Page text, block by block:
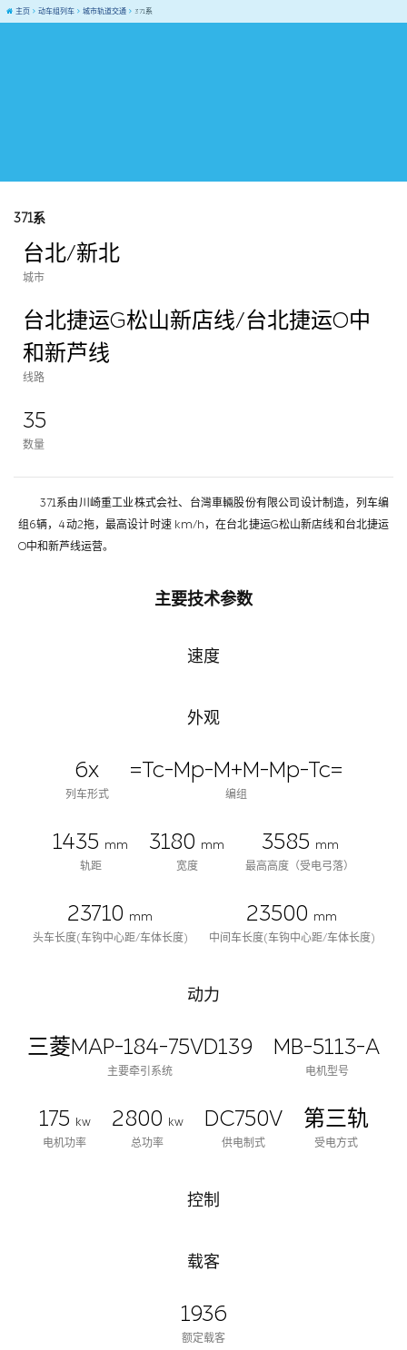
主页 动车组列车 城市轨道交通 371系
371系
台北/新北
城市
台北捷运G松山新店线/台北捷运O中
和新芦线
线路
35
数量
371系由川崎重工业株式会社、台灣車輛股份有限公司设计制造，列车编
组6辆，4动2拖，最高设计时速 km/h，在台北捷运G松山新店线和台北捷运
O中和新芦线运营。
主要技术参数
速度
外观
6x
列车形式
=Tc-Mp-M+M-Mp-Tc=
编组
1435 mm
轨距
3180 mm
宽度
3585 mm
最高高度（受电弓落）
23710 mm
头车长度(车钩中心距/车体长度)
23500 mm
中间车长度(车钩中心距/车体长度)
动力
三菱MAP-184-75VD139
主要牵引系统
MB-5113-A
电机型号
175
kw
电机功率
2800
kw
总功率
DC750V
供电制式
第三轨
受电方式
控制
载客
1936
额定载客